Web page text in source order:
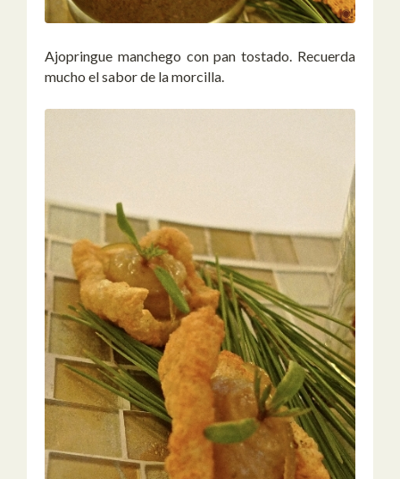
Ajopringue manchego con pan tostado. Recuerda
mucho el sabor de la morcilla.